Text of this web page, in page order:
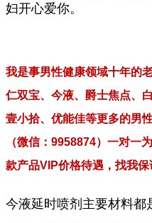
妇开心爱你。
我是事男性健康领域十年的
仁双宝、今液、爵士焦点、
壹小拾、优能佳等更多的男
（微信：9958874）一对一
款产品VIP价格待遇，找我保
今液延时喷剂主要材料都